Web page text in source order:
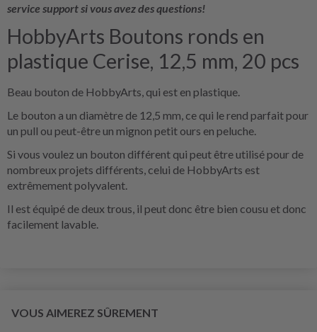
service support si vous avez des questions!
HobbyArts Boutons ronds en
plastique Cerise, 12,5 mm, 20 pcs
Beau bouton de HobbyArts, qui est en plastique.
Le bouton a un diamètre de 12,5 mm, ce qui le rend parfait pour
un pull ou peut-être un mignon petit ours en peluche.
Si vous voulez un bouton différent qui peut être utilisé pour de
nombreux projets différents, celui de HobbyArts est
extrêmement polyvalent.
Il est équipé de deux trous, il peut donc être bien cousu et donc
facilement lavable.
VOUS AIMEREZ SÛREMENT